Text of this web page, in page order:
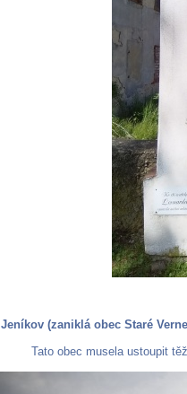
Jeníkov (zaniklá obec Staré
Tato obec musela ustoupit